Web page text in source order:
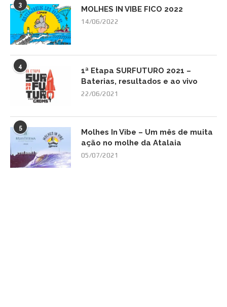
3 MOLHES IN VIBE FICO 2022
14/06/2022
4
1ª Etapa SURFUTURO 2021 –
Baterias, resultados e ao vivo
22/06/2021
5
Molhes In Vibe – Um mês de muita
ação no molhe da Atalaia
05/07/2021